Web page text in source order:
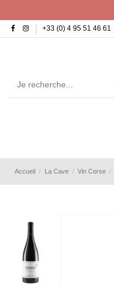
+33 (0) 4 95 51 46 61
Accueil La Cave Vin Corse